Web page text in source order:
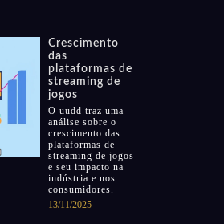
Crescimento
das
plataformas de
streaming de
jogos
O uudd traz uma
análise sobre o
crescimento das
plataformas de
streaming de jogos
e seu impacto na
indústria e nos
consumidores.
13/11/2025